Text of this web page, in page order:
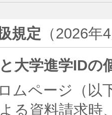
規定 （2026
大学進学IDの
ムページ（以
る資料請求時